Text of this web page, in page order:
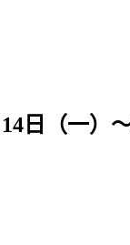
日（一）